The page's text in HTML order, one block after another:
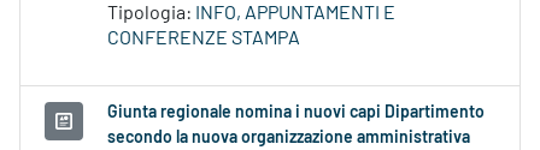
Tipologia:
INFO, APPUNTAMENTI E
CONFERENZE STAMPA
Giunta regionale nomina i nuovi capi Dipartimento
secondo la nuova organizzazione amministrativa